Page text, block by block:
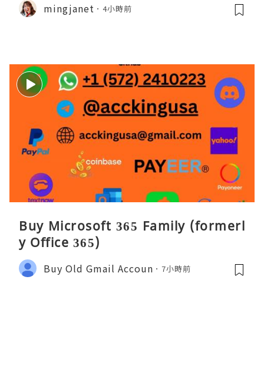
mingjanet 4小時前
Buy Microsoft 365 Family (formerl
y Office 365)
Buy Old Gmail Accoun 7小時前